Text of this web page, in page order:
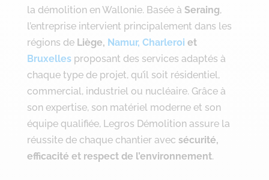
la démolition en Wallonie. Basée à Seraing,
l’entreprise intervient principalement dans les
régions de Liège, Namur, Charleroi et
Bruxelles proposant des services adaptés à
chaque type de projet, qu’il soit résidentiel,
commercial, industriel ou nucléaire. Grâce à
son expertise, son matériel moderne et son
équipe qualifiée, Legros Démolition assure la
réussite de chaque chantier avec sécurité,
efficacité et respect de l’environnement.